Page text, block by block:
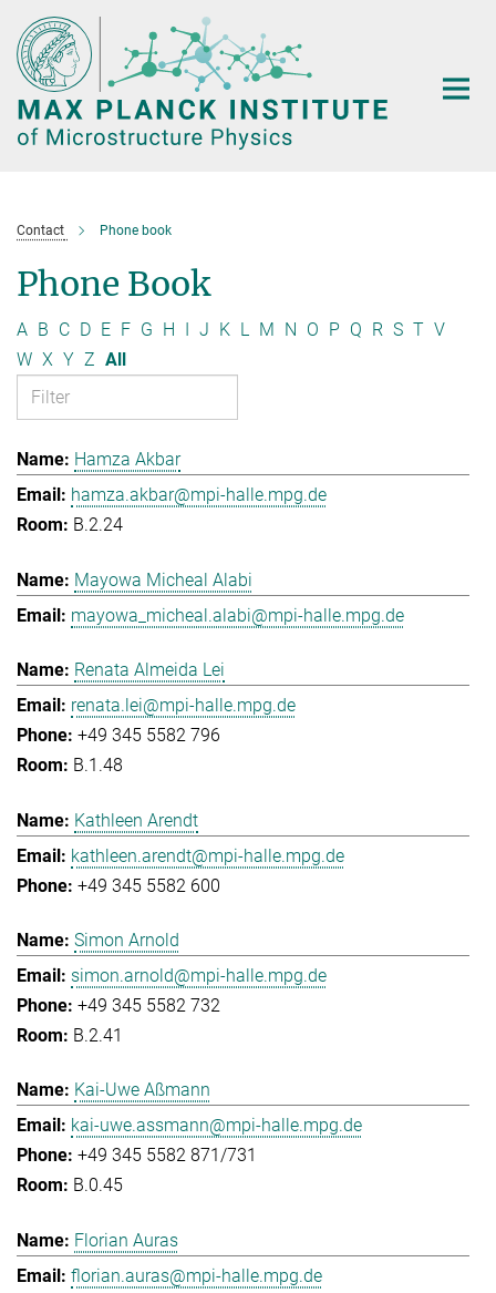
Main-
Content
Contact Phone book
Phone Book
A B C D E F G H I J K L M N O P Q R S T V
W X Y Z All
Hamza Akbar
hamza.akbar@mpi-halle.mpg.de
B.2.24
Mayowa Micheal Alabi
mayowa_micheal.alabi@mpi-halle.mpg.de
Renata Almeida Lei
renata.lei@mpi-halle.mpg.de
+49 345 5582 796
B.1.48
Kathleen Arendt
kathleen.arendt@mpi-halle.mpg.de
+49 345 5582 600
Simon Arnold
simon.arnold@mpi-halle.mpg.de
+49 345 5582 732
B.2.41
Kai-Uwe Aßmann
kai-uwe.assmann@mpi-halle.mpg.de
+49 345 5582 871/731
B.0.45
Florian Auras
florian.auras@mpi-halle.mpg.de